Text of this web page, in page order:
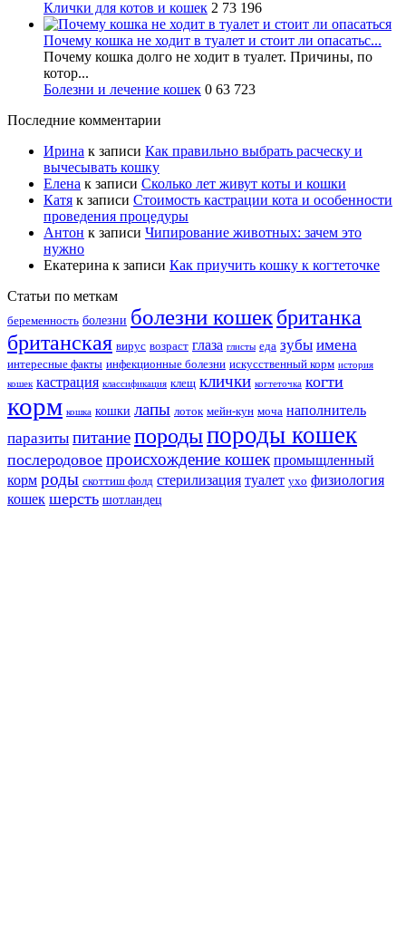
Клички для котов и кошек 2 73 196
Почему кошка не ходит в туалет и стоит ли опасатьс...
Почему кошка долго не ходит в туалет. Причины, по
котор...
Болезни и лечение кошек 0 63 723
Последние комментарии
Ирина к записи Как правильно выбрать расческу и
вычесывать кошку
Елена к записи Сколько лет живут коты и кошки
Катя к записи Стоимость кастрации кота и особенности
проведения процедуры
Антон к записи Чипирование животных: зачем это
нужно
Екатерина к записи Как приучить кошку к когтеточке
Статьи по меткам
беременность болезни болезни кошекбританка
британская вирус возраст глаза глисты еда зубы имена
интересные факты инфекционные болезни искусственный корм история
кошек кастрация классификация клещ клички когтеточка когти
корм кошка кошки лапы лоток мейн-кун моча наполнитель
паразиты питаниепородыпороды кошек
послеродовое происхождение кошек промыщленный
корм роды скоттиш фолд стерилизация туалет ухо физиология
кошек шерсть шотландец